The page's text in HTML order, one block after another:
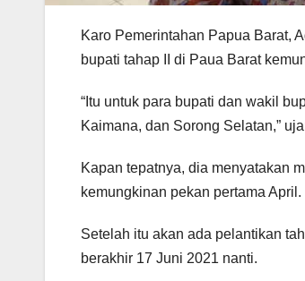
Karo Pemerintahan Papua Barat,
bupati tahap II di Paua Barat
“Itu untuk para bupati dan wakil
Kaimana, dan Sorong Selatan,”
Kapan tepatnya, dia menyatakan
kemungkinan pekan pertama
Setelah itu akan ada pelantikan
berakhir 17 Juni 2021 nanti.